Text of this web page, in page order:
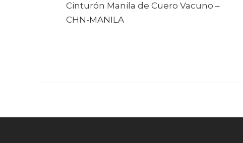
Cinturón Manila de Cuero Vacuno –
CHN-MANILA